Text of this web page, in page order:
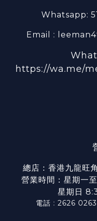
Whatsapp:
Email :
https://wa.me/
總店：香港九龍旺
營業時間：星期一
星期日
電話 : 2626 0263